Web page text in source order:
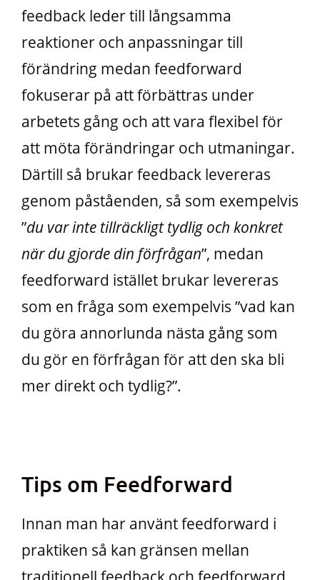
feedback leder till långsamma
reaktioner och anpassningar till
förändring medan feedforward
fokuserar på att förbättras under
arbetets gång och att vara flexibel för
att möta förändringar och utmaningar.
Därtill så brukar feedback levereras
genom påståenden, så som exempelvis
”du var inte tillräckligt tydlig och konkret
när du gjorde din förfrågan”, medan
feedforward istället brukar levereras
som en fråga som exempelvis ”vad kan
du göra annorlunda nästa gång som
du gör en förfrågan för att den ska bli
mer direkt och tydlig?”.
Tips om Feedforward
Innan man har använt feedforward i
praktiken så kan gränsen mellan